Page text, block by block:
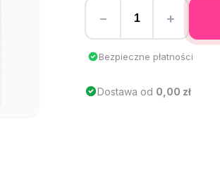
− +
Bezpieczne płatności
Dostawa od 0,00 zł